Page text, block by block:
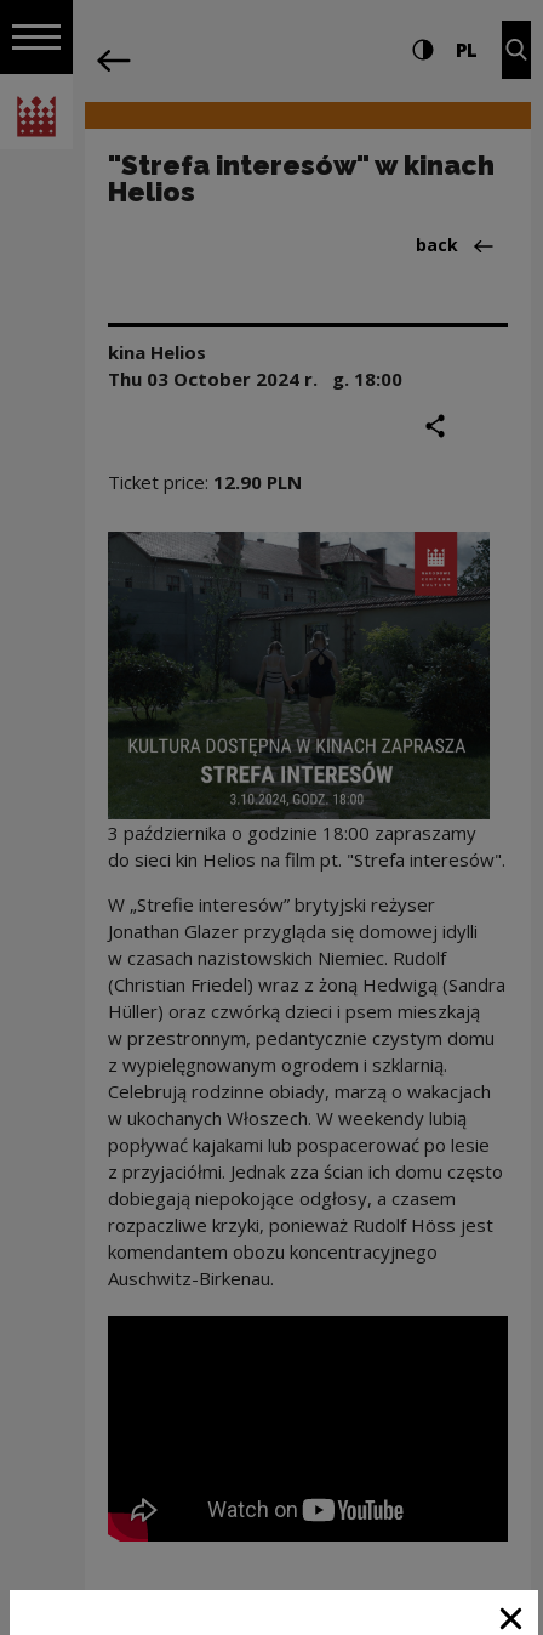
Open navigation
National Centre for Culture Poland
Navigation Settings and search
High contrast
PL
"Strefa interesów" w kinach
Helios
Back
back
kina Helios
Thu 03 October 2024r. g. 18:00
Ticket price: 12.90 PLN
3 października o godzinie 18:00 zapraszamy
do sieci kin Helios na film pt. "Strefa interesów".
W „Strefie interesów” brytyjski reżyser
Jonathan Glazer przygląda się domowej idylli
w czasach nazistowskich Niemiec. Rudolf
(Christian Friedel) wraz z żoną Hedwigą (Sandra
Hüller) oraz czwórką dzieci i psem mieszkają
w przestronnym, pedantycznie czystym domu
z wypielęgnowanym ogrodem i szklarnią.
Celebrują rodzinne obiady, marzą o wakacjach
w ukochanych Włoszech. W weekendy lubią
popływać kajakami lub pospacerować po lesie
z przyjaciółmi. Jednak zza ścian ich domu często
dobiegają niepokojące odgłosy, a czasem
rozpaczliwe krzyki, ponieważ Rudolf Höss jest
komendantem obozu koncentracyjnego
Auschwitz-Birkenau.